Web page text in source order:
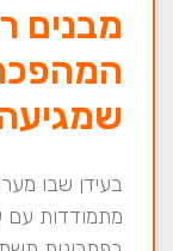
מבנים
בעידן שבו
מתמודדות עם